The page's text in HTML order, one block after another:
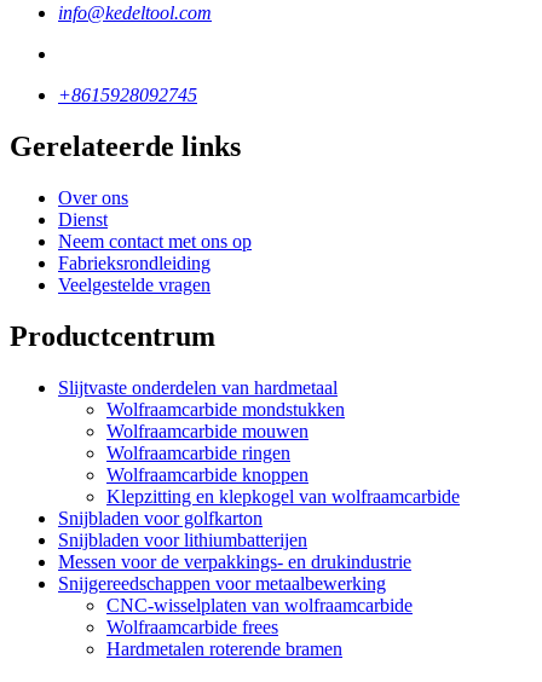
info@kedeltool.com
+8615928092745
Gerelateerde links
Over ons
Dienst
Neem contact met ons op
Fabrieksrondleiding
Veelgestelde vragen
Productcentrum
Slijtvaste onderdelen van hardmetaal
Wolfraamcarbide mondstukken
Wolfraamcarbide mouwen
Wolfraamcarbide ringen
Wolfraamcarbide knoppen
Klepzitting en klepkogel van wolfraamcarbide
Snijbladen voor golfkarton
Snijbladen voor lithiumbatterijen
Messen voor de verpakkings- en drukindustrie
Snijgereedschappen voor metaalbewerking
CNC-wisselplaten van wolfraamcarbide
Wolfraamcarbide frees
Hardmetalen roterende bramen